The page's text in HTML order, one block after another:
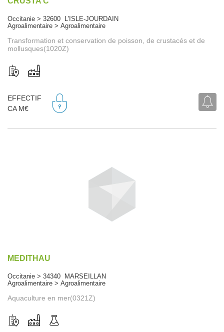
Occitanie > 32600 L'ISLE-JOURDAIN
Agroalimentaire > Agroalimentaire
Transformation et conservation de poisson, de crustacés et de
mollusques(1020Z)
EFFECTIF
CA M€
MEDITHAU
Occitanie > 34340 MARSEILLAN
Agroalimentaire > Agroalimentaire
Aquaculture en mer(0321Z)